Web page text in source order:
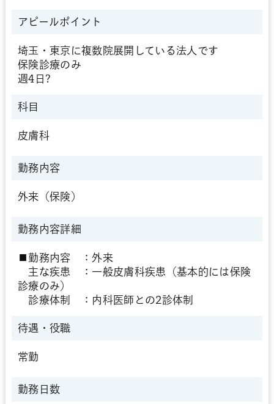
アピールポイント
埼玉・東京に複数院展開している法人です
保険診療のみ
週4日?
科目
皮膚科
勤務内容
外来（保険）
勤務内容詳細
■勤務内容 ：外来
主な疾患 ：一般皮膚科疾患（基本的には保険
診療のみ）
診療体制 ：内科医師との2診体制
待遇・役職
常勤
勤務日数